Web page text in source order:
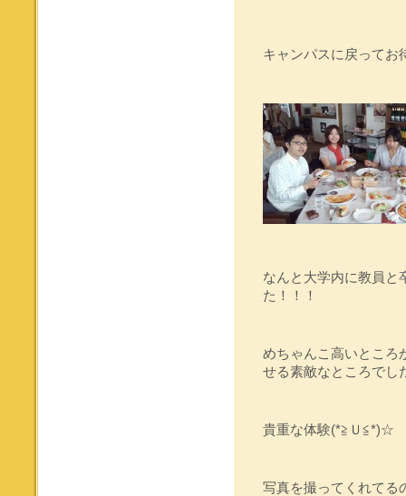
キャンパスに戻って
なんと大学内に教員と
た！！！
めちゃんこ高いところ
せる素敵なところでし
貴重な体験(*≧Ｕ≦*)☆
写真を撮ってくれてる